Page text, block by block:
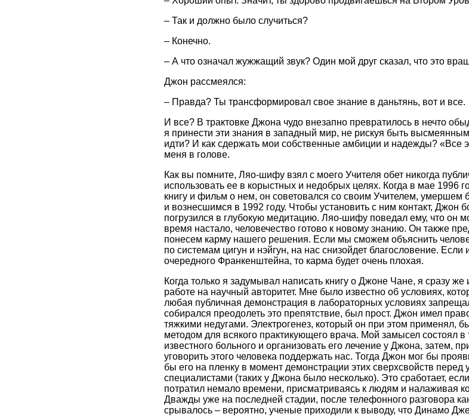
– Так и должно было случиться?
– Конечно.
– А что означал жужжащий звук? Один мой друг сказал, что это
Джон рассмеялся:
– Правда? Ты трансформировал свое знание в даньтянь, вот и все.
И все? В трактовке Джона чудо внезапно превратилось в нечто
я принести эти знания в западный мир, не рискуя быть
идти? И как сдержать мои собственные амбиции и надежды? «Все
меня в голове.
Как вы помните, Ляо-шифу взял с моего Учителя обет никогда
использовать ее в корыстных и недобрых целях. Когда в мае 1996
книгу и фильм о нем, он советовался со своим Учителем, умершем
и вознесшимся в 1992 году. Чтобы установить с ним контакт, Джон
погрузился в глубокую медитацию. Ляо-шифу поведал ему, что он
время настало, человечество готово к новому знанию. Он также
понесем карму нашего решения. Если мы сможем объяснить
по системам цигун и нэйгун, на нас снизойдет благословение.
очередного Франкенштейна, то карма будет очень плохая.
Когда только я задумывал написать книгу о Джоне Чане, я сразу же
работе на научный авторитет. Мне было известно об условиях,
любая публичная демонстрация в лабораторных условиях
собирался преодолеть это препятствие, был прост. Джон имел
тяжкими недугами. Электрогенез, который он при этом применял,
методом для всякого практикующего врача. Мой замысел состоял в
известного больного и организовать его лечение у Джона, затем,
уговорить этого человека поддержать нас. Тогда Джон мог бы
бы его на пленку в момент демонстрации этих сверхсвойств
специалистами (таких у Джона было несколько). Это сработает,
потратил немало времени, присматриваясь к людям и налаживая
Дважды уже на последней стадии, после телефонного разговора
срывалось – вероятно, ученые приходили к выводу, что Динамо